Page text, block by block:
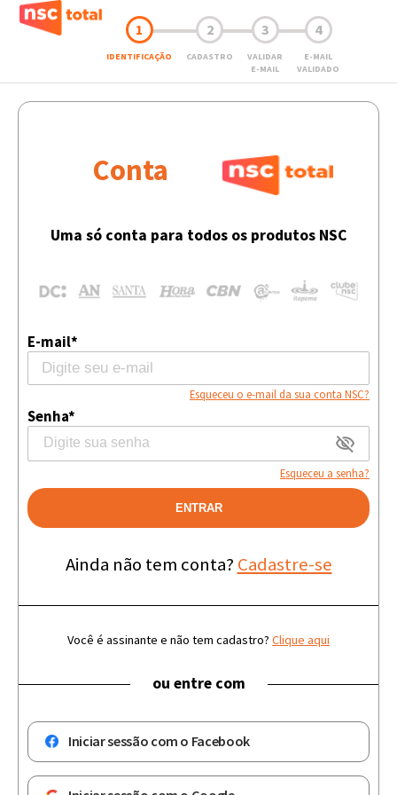
1
IDENTIFICAÇÃO
2
CADASTRO
3
VALIDAR
E-MAIL
4
E-MAIL
VALIDADO
Conta
Uma só conta para todos os produtos NSC
E-mail*
Esqueceu o e-mail da sua conta NSC?
Senha*
Esqueceu a senha?
ENTRAR
Ainda não tem conta? Cadastre-se
Você é assinante e não tem cadastro? Clique aqui
ou entre com
Iniciar sessão com o Facebook